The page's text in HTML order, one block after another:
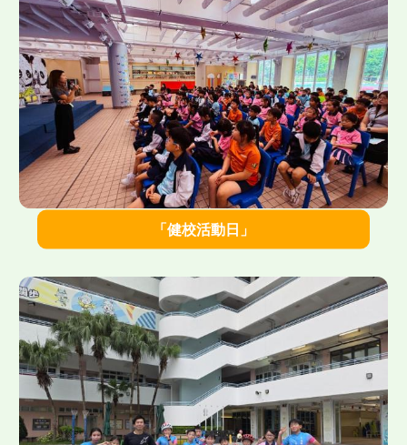
">
「健校活動日」